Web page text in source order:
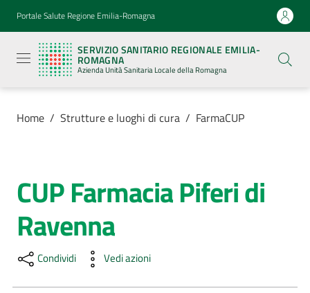
Vai al contenuto
Vai alla navigazione
Vai al footer
Portale Salute Regione Emilia-Romagna
SERVIZIO SANITARIO REGIONALE EMILIA-
ROMAGNA
Azienda Unità Sanitaria Locale della Romagna
Sanitario
Regionale
Emilia-
Romagna
Azienda
Sanitaria
Locale della
Azienda
Servizi
Luoghi
di
Home / Strutture e luoghi di cura / FarmaCUP
Salta al contenuto
CUP Farmacia Piferi di
Ravenna
Condividi Vedi azioni